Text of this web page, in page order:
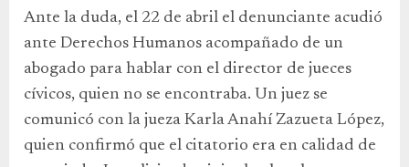
Ante la duda, el 22 de abril el denunciante acudió
ante Derechos Humanos acompañado de un
abogado para hablar con el director de jueces
cívicos, quien no se encontraba. Un juez se
comunicó con la jueza Karla Anahí Zazueta López,
quien confirmó que el citatorio era en calidad de